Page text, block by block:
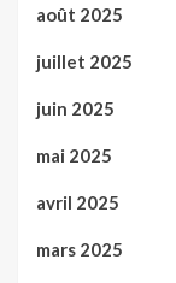
août 2025
juillet 2025
juin 2025
mai 2025
avril 2025
mars 2025